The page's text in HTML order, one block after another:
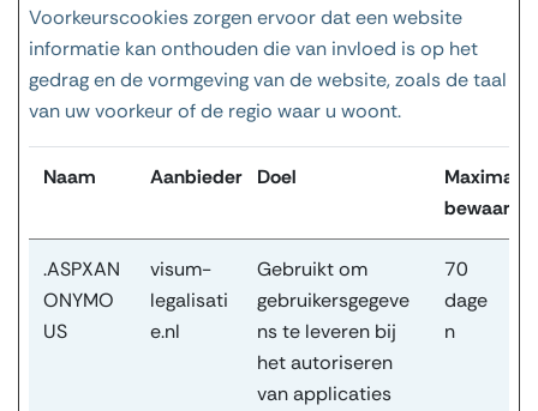
Voorkeurscookies zorgen ervoor dat een website
informatie kan onthouden die van invloed is op het
gedrag en de vormgeving van de website, zoals de taal
van uw voorkeur of de regio waar u woont.
Naam Aanbieder Doel
Maximale
.ASPXAN
ONYMO
US
visum-
legalisati
e.nl
Gebruikt om
gebruikersgegeve
ns te leveren bij
het autoriseren
van applicaties
70
dage
n